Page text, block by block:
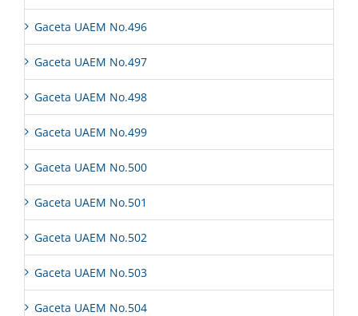
Gaceta UAEM No.496
Gaceta UAEM No.497
Gaceta UAEM No.498
Gaceta UAEM No.499
Gaceta UAEM No.500
Gaceta UAEM No.501
Gaceta UAEM No.502
Gaceta UAEM No.503
Gaceta UAEM No.504